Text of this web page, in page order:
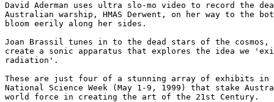
David Aderman uses ultra slo-mo video to record the
Australian warship, HMAS Derwent, on her way to the
bloom eerily along her sides.
Joan Brassil tunes in to the dead stars of the cosmos,
create a sonic apparatus that explores the idea we
radiation'.
These are just four of a stunning array of exhibits in
National Science Week (May 1-9, 1999) that stake
world force in creating the art of the 21st Century.